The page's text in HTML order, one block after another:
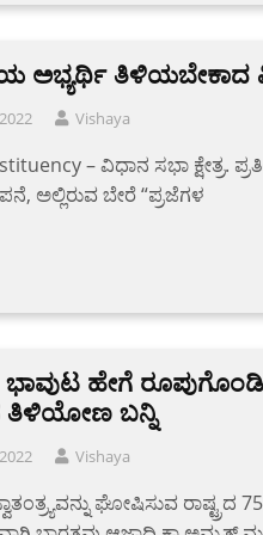
ಅಭ್ಯರ್ಥಿ
Vishaya
– ವಿಧಾನ ಸಭಾ ಕ್ಷೇತ್ರ.
ಅಲ್ಲಿರುವ ಬೇರೆ “ಪ್ರಜೆಗಳ
ಹೇಗೆ
ತಿಳಿಯೋಣ ಬನ್ನಿ
Vishaya
ಘೋಷಿಸುವ ರಾಷ್ಟ್ರದ